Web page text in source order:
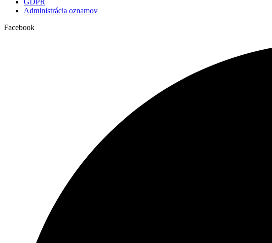
Administrácia oznamov
Facebook